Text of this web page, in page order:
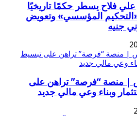
علي فلاح يسطر حكمًا تاريخيًا
«التحكيم المؤسسي» وتعويض
جنيه
| منصة “فرصة” تراهن على
وبناء وعي مالي جديد